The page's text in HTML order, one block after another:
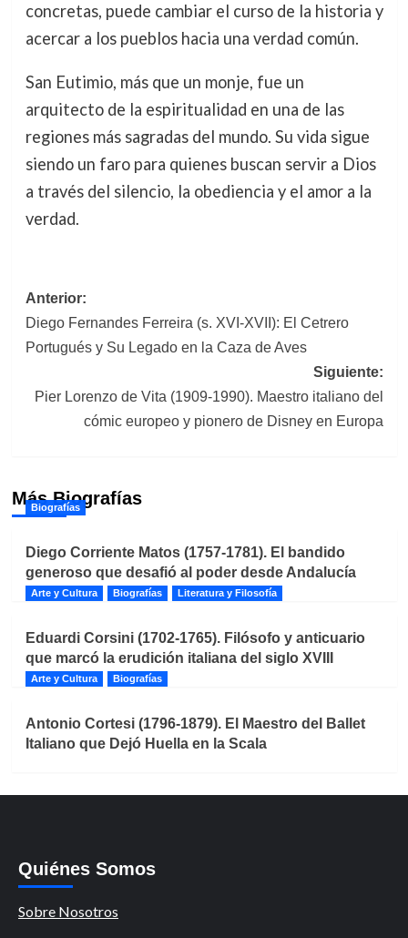
concretas, puede cambiar el curso de la historia y
acercar a los pueblos hacia una verdad común.
San Eutimio, más que un monje, fue un
arquitecto de la espiritualidad en una de las
regiones más sagradas del mundo. Su vida sigue
siendo un faro para quienes buscan servir a Dios
a través del silencio, la obediencia y el amor a la
verdad.
Navegación
de
entradas
Anterior:
Diego Fernandes Ferreira (s. XVI-XVII): El Cetrero
Portugués y Su Legado en la Caza de Aves
Siguiente:
Pier Lorenzo de Vita (1909-1990). Maestro italiano del
cómic europeo y pionero de Disney en Europa
Más Biografías
Biografías
Diego Corriente Matos (1757-1781). El bandido
generoso que desafió al poder desde Andalucía
Arte y Cultura Biografías Literatura y Filosofía
Eduardi Corsini (1702-1765). Filósofo y anticuario
que marcó la erudición italiana del siglo XVIII
Arte y Cultura Biografías
Antonio Cortesi (1796-1879). El Maestro del Ballet
Italiano que Dejó Huella en la Scala
Quiénes Somos
Sobre Nosotros